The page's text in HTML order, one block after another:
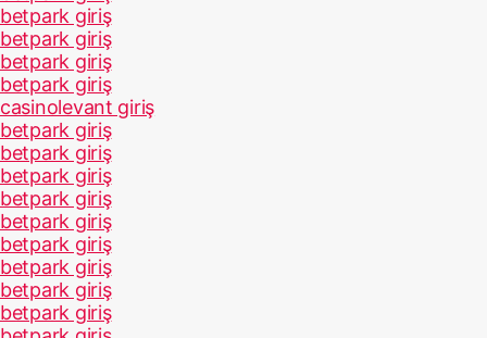
betpark giriş
betpark giriş
betpark giriş
betpark giriş
casinolevant giriş
betpark giriş
betpark giriş
betpark giriş
betpark giriş
betpark giriş
betpark giriş
betpark giriş
betpark giriş
betpark giriş